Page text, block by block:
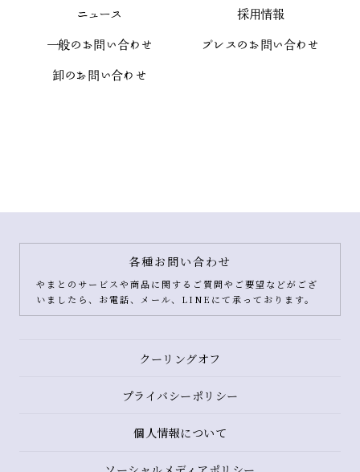
ニュース
採用情報
一般のお問い合わせ
プレスのお問い合わせ
卸のお問い合わせ
各種お問い合わせ
やまとのサービスや商品に関するご質問やご要望などがござ
いましたら、お電話、メール、LINEにて承っております。
クーリングオフ
プライバシーポリシー
個人情報について